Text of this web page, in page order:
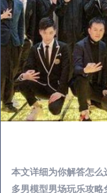
本文详细为你解答怎
多男模型男场玩乐攻略